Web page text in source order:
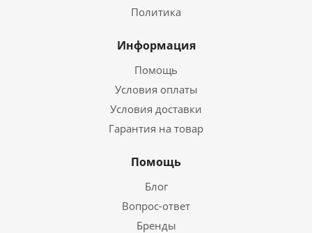
Политика
Информация
Помощь
Условия оплаты
Условия доставки
Гарантия на товар
Помощь
Блог
Вопрос-ответ
Бренды